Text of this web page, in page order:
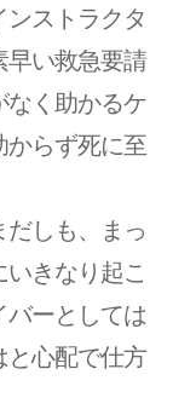
ストラクタ
早い救急要請
なく助かるケ
からず死に至
だしも、まっ
きなり起こ
バーとしては
と心配で仕方